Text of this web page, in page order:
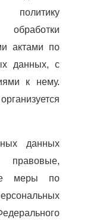
политику
актами по
данных, с
к нему.
данных
меры по